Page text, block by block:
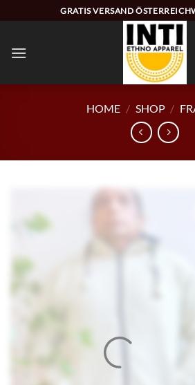
Inhalt
GRATIS VERSAND
HOME / SHOP /